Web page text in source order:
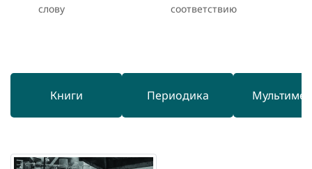
слову
соответствию
Книги Периодика